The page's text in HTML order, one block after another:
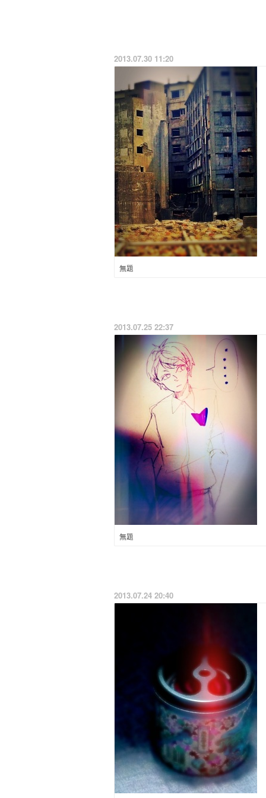
2013.07.30 11:20
無題
2013.07.25 22:37
無題
2013.07.24 20:40